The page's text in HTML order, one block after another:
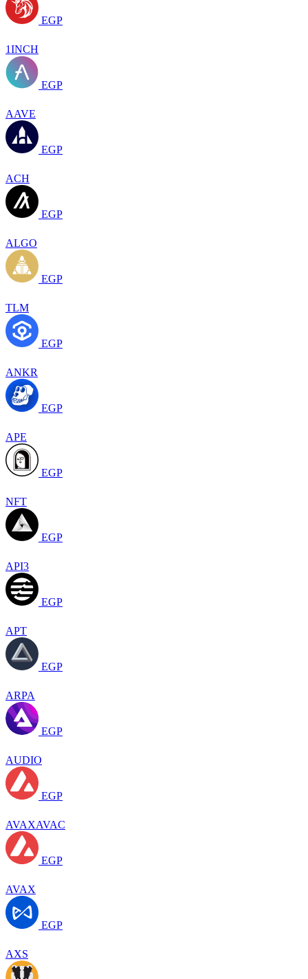
EGP
1INCH
EGP
AAVE
EGP
ACH
EGP
ALGO
EGP
TLM
EGP
ANKR
EGP
APE
EGP
NFT
EGP
API3
EGP
APT
EGP
ARPA
EGP
AUDIO
EGP
AVAXAVAC
EGP
AVAX
EGP
AXS